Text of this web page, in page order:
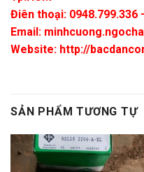
Điên thoại: 0948.799.336
Email:
Website: http://
SẢN PHẨM TƯƠNG TỰ